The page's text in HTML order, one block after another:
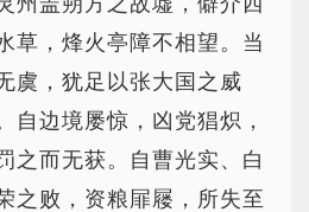
草，烽火亭障不相望。当
虞，犹足以张大国之威
自边境屡惊，凶党猖炽，
之而无获。自曹光实、白
之败，资粮屝屦，所失至